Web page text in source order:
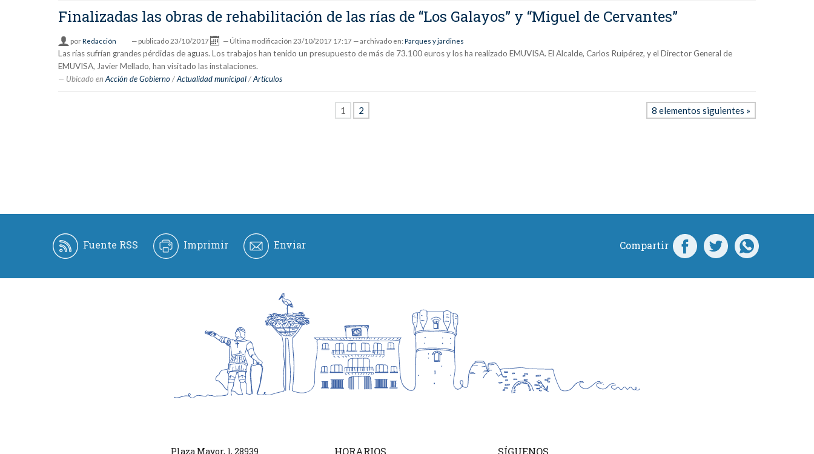
Finalizadas las obras de rehabilitación de las rías de “Los Galayos” y “Miguel de Cervantes”
porRedacción — publicado23/10/2017 — Última modificación 23/10/2017 17:17 — archivado en:Parques y jardines
Las rías sufrían grandes pérdidas de aguas. Los trabajos han tenido un presupuesto de más de 73.100 euros y los ha realizado EMUVISA. El Alcalde, Carlos Ruipérez, y el Director General de
EMUVISA, Javier Mellado, han visitado las instalaciones.
Ubicado en Acción de Gobierno /Actualidad municipal /Artículos
8 elementos siguientes »
1 2
Fuente RSS Imprimir Enviar Compartir
Plaza Mayor, 1, 28939